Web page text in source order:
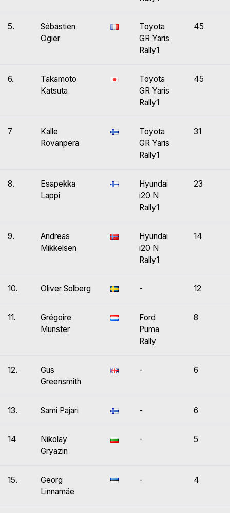
5.
Sébastien
Ogier
Toyota
GR Yaris
Rally1
45
6.
Takamoto
Katsuta
Toyota
GR Yaris
Rally1
45
7
Kalle
Rovanperä
Toyota
GR Yaris
Rally1
31
8.
Esapekka
Lappi
Hyundai
i20 N
Rally1
23
9.
Andreas
Mikkelsen
Hyundai
i20 N
Rally1
14
10. Oliver Solberg - 12
11.
Grégoire
Munster
Ford
Puma
Rally
8
12.
Gus
Greensmith
- 6
13. Sami Pajari - 6
14
Nikolay
Gryazin
- 5
15.
Georg
Linnamäe
- 4